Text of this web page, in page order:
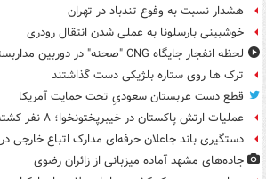
هشدار نسبت به وفوع تندباد در تهران
خوشبینی بارسلونا به عملی شدن انتقال رودری
لحظه انفجار جایگاه CNG "صحنه" در دوربین مداربسته
ترک ها روی ستاره بلژیکی دست گذاشتند
قطع دست عربستان سعودیِ تحت حمایت آمریکا
عملیات ارتش پاکستان در خیبرپختونخوا؛ ۸ نفر کشته شدند
دستگیری باند جاعلان حرفه‌ای مدارک اتباع خارجی
جاده‌های مشهد آماده میزبانی از زائران رضوی